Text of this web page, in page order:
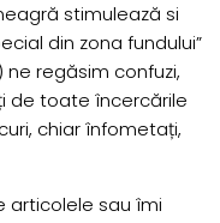
stimulează si
din zona fundului”
regăsim confuzi,
de toate încercările
chiar înfometați,
articolele sau îmi